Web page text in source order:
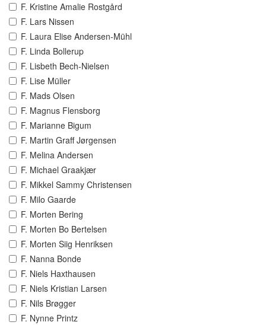
F. Kristine Amalie Rostgård
F. Lars Nissen
F. Laura Elise Andersen-Mühl
F. Linda Bollerup
F. Lisbeth Bech-Nielsen
F. Lise Müller
F. Mads Olsen
F. Magnus Flensborg
F. Marianne Bigum
F. Martin Graff Jørgensen
F. Melina Andersen
F. Michael Graakjær
F. Mikkel Sammy Christensen
F. Milo Gaarde
F. Morten Bering
F. Morten Bo Bertelsen
F. Morten Siig Henriksen
F. Nanna Bonde
F. Niels Haxthausen
F. Niels Kristian Larsen
F. Nils Brøgger
F. Nynne Printz